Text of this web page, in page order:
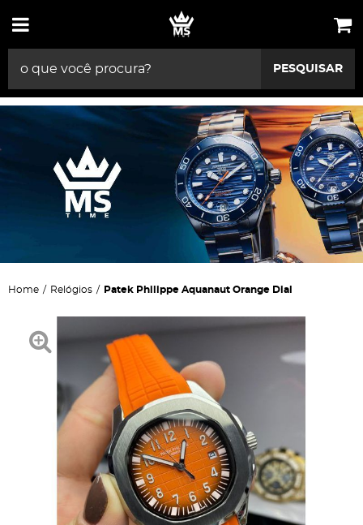
PESQUISAR
Home Relógios Patek Philippe Aquanaut Orange Dial